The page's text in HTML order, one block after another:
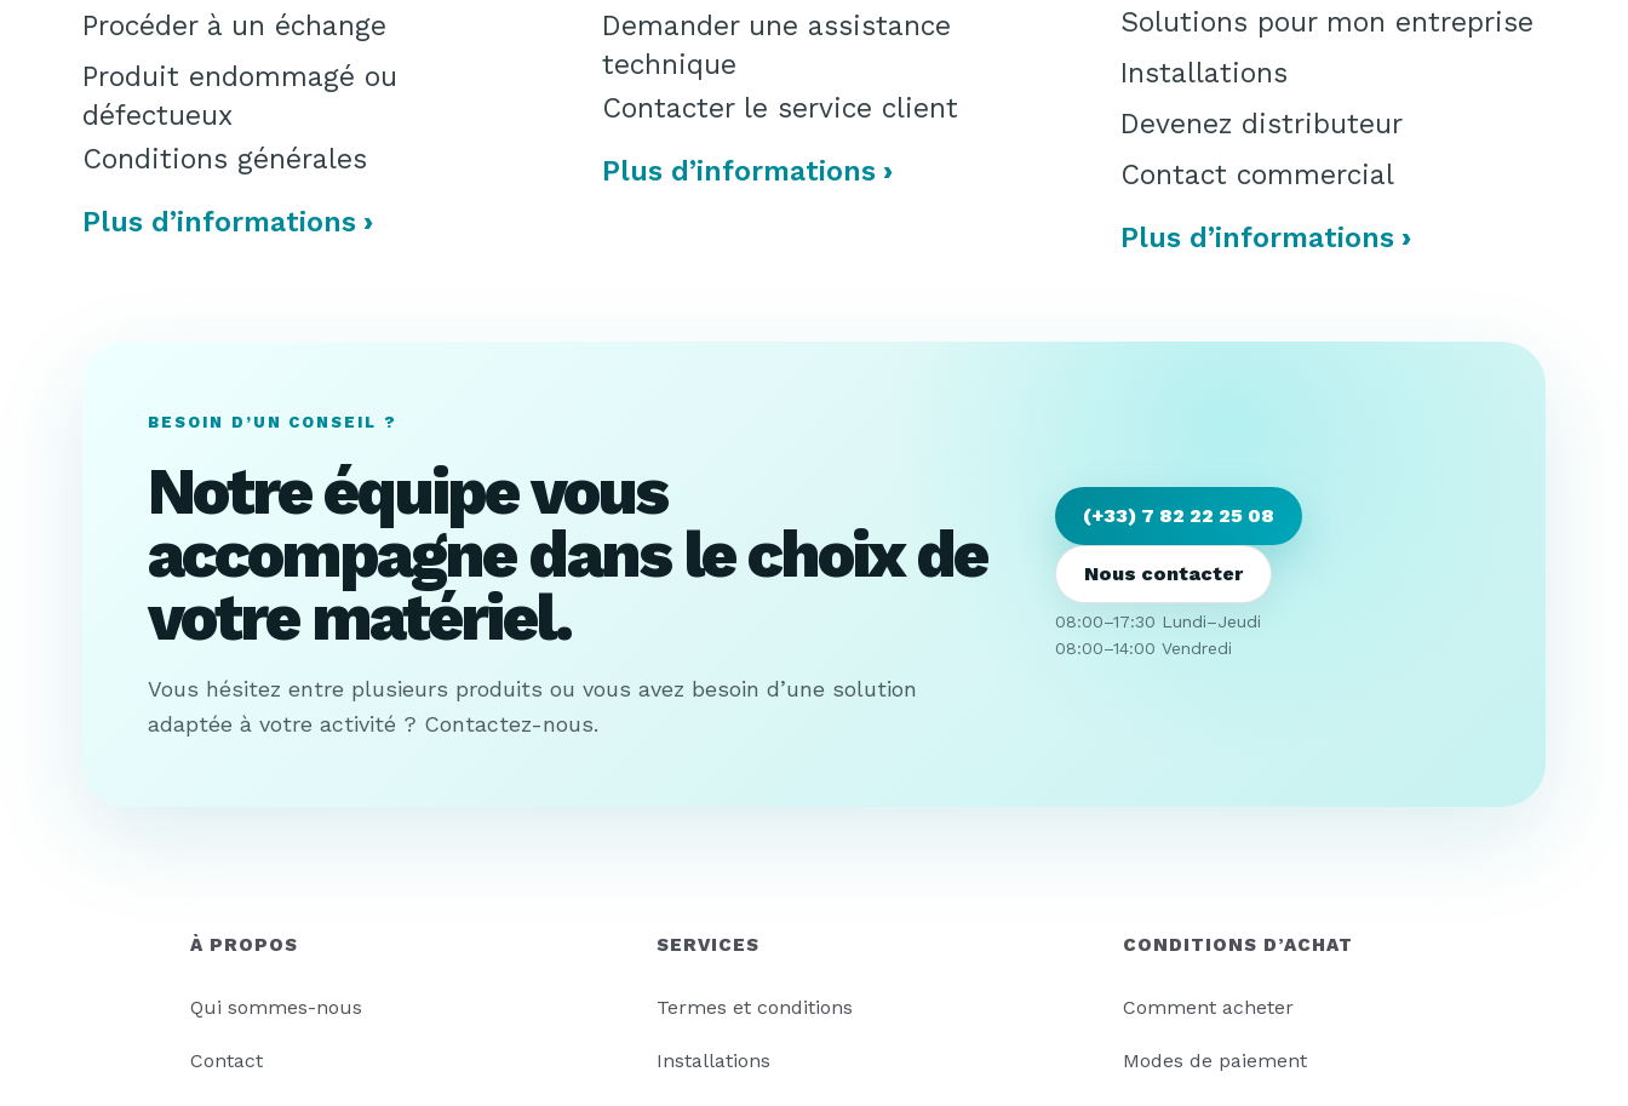
Procéder à un échange
Produit endommagé ou
défectueux
Conditions générales
Plus d’informations
Demander une assistance
technique
Contacter le service client
Plus d’informations
Solutions pour mon entreprise
Installations
Devenez distributeur
Contact commercial
Plus d’informations
BESOIN D’UN CONSEIL ?
Notre équipe vous
accompagne dans le choix de
votre matériel.
Vous hésitez entre plusieurs produits ou vous avez besoin d’une solution
adaptée à votre activité ? Contactez-nous.
(+33) 7 82 22 25 08
Nous contacter
08:00–17:30 Lundi–Jeudi
08:00–14:00 Vendredi
À PROPOS
Qui sommes-nous
Contact
SERVICES
Termes et conditions
Installations
CONDITIONS D’ACHAT
Comment acheter
Modes de paiement